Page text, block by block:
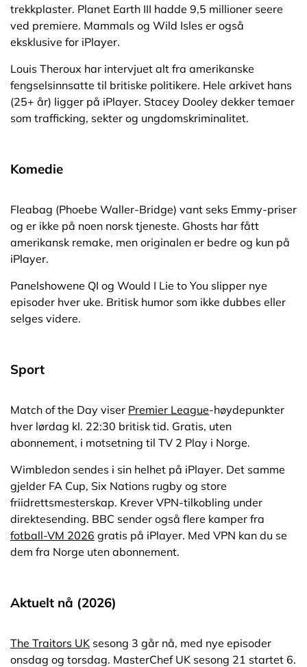
trekkplaster. Planet Earth III hadde 9,5 millioner seere
ved premiere. Mammals og Wild Isles er også
eksklusive for iPlayer.
Louis Theroux har intervjuet alt fra amerikanske
fengselsinnsatte til britiske politikere. Hele arkivet hans
(25+ år) ligger på iPlayer. Stacey Dooley dekker temaer
som trafficking, sekter og ungdomskriminalitet.
Komedie
Fleabag (Phoebe Waller-Bridge) vant seks Emmy-priser
og er ikke på noen norsk tjeneste. Ghosts har fått
amerikansk remake, men originalen er bedre og kun på
iPlayer.
Panelshowene QI og Would I Lie to You slipper nye
episoder hver uke. Britisk humor som ikke dubbes eller
selges videre.
Sport
Match of the Day viser Premier League-høydepunkter
hver lørdag kl. 22:30 britisk tid. Gratis, uten
abonnement, i motsetning til TV 2 Play i Norge.
Wimbledon sendes i sin helhet på iPlayer. Det samme
gjelder FA Cup, Six Nations rugby og store
friidrettsmesterskap. Krever VPN-tilkobling under
direktesending. BBC sender også flere kamper fra
fotball-VM 2026 gratis på iPlayer. Med VPN kan du se
dem fra Norge uten abonnement.
Aktuelt nå (2026)
The Traitors UK sesong 3 går nå, med nye episoder
onsdag og torsdag. MasterChef UK sesong 21 startet 6.